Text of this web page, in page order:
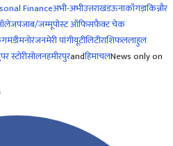
Financeअभी-अभीउत्तराखंडऊनाकाँगड़ाकिन्नौर
पंजाब/जम्मूपोस्ट ऑफिसफ़ैक्ट चेक
मंडीमनोरंजनमेरी पांगीयूटीलिटीराशिफललाहुल
स्टोरीसोलनहमीरपुरandहिमाचलNews only on